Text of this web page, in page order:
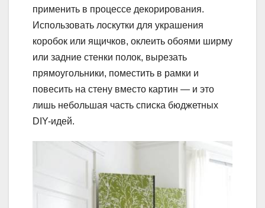
применить в процессе декорирования.
Использовать лоскутки для украшения
коробок или ящичков, оклеить обоями ширму
или задние стенки полок, вырезать
прямоугольники, поместить в рамки и
повесить на стену вместо картин — и это
лишь небольшая часть списка бюджетных
DIY-идей.